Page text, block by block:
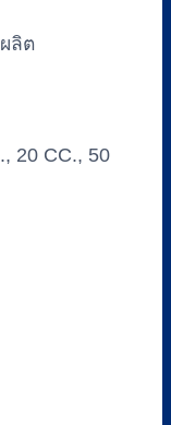
ลิต
20 CC., 50